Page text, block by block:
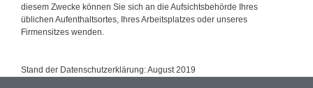
diesem Zwecke können Sie sich an die Aufsichtsbehörde Ihres
üblichen Aufenthaltsortes, Ihres Arbeitsplatzes oder unseres
Firmensitzes wenden.
Stand der Datenschutzerklärung: August 2019